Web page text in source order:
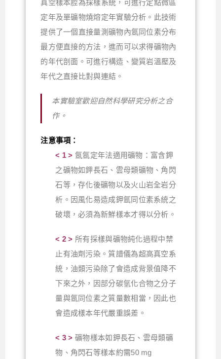
真空樣本腔為採樣系統，可進行定點微區
定年及單礦物燒熔定年實驗分析。此技術
提供了一個直接量測礦物內氬同位素分布
最方便直接的方法，進而可以求得礦物內
的年代剖面。可進行構造、變質岩溫壓及
年代之直接比對與連結。
本實驗室歡迎自然科學研究分析之合
作。
注意事項：
< 1 > 氬氬定年法適用礦物：富含鉀
之礦物如鉀長石、雲母類礦物、角閃
石等，存化後礦物以及火山岩全岩分
析。因風化易造成鉀氬同位素系統之
破壞，必須為新鮮樣本才得以分析。
< 2 > 所有採樣與礦物純化過程中禁
止有油劑污染。質譜儀為超高真空系
統，油類污染除了會造成背景值降不
下來之外，因部分碳氫化合物之分子
量與氬同位素之質量數相當，因此也
會造成樣本年代嚴重誤差。
< 3 > 礦物樣本如鉀長石、雲母類礦
物、角閃石等樣本約需50 mg